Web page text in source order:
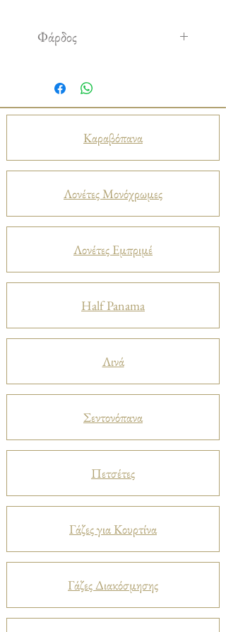
Φάρδος
Καραβόπανα
Λονέτες Μονόχρωμες
Λονέτες Εμπριμέ
Half Panama
Λινά
Σεντονόπανα
Πετσέτες
Γάζες για Κουρτίνα
Γάζες Διακόσμησης